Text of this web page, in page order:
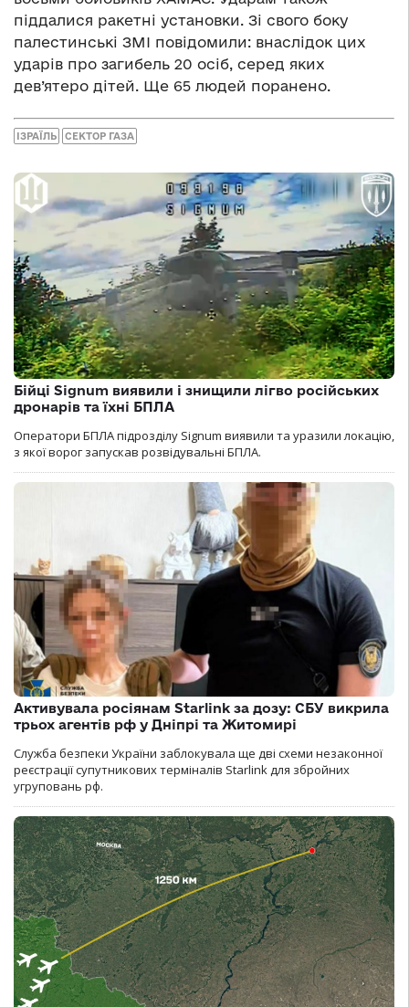
піддалися ракетні установки. Зі свого боку
палестинські ЗМІ повідомили: внаслідок цих
ударів про загибель 20 осіб, серед яких
дев’ятеро дітей. Ще 65 людей поранено.
ІЗРАЇЛЬ СЕКТОР ГАЗА
Бійці Signum виявили і знищили лігво російських
дронарів та їхні БПЛА
Оператори БПЛА підрозділу Signum виявили та уразили локацію,
з якої ворог запускав розвідувальні БПЛА.
Активувала росіянам Starlink за дозу: СБУ викрила
трьох агентів рф у Дніпрі та Житомирі
Служба безпеки України заблокувала ще дві схеми незаконної
реєстрації супутникових терміналів Starlink для збройних
угруповань рф.